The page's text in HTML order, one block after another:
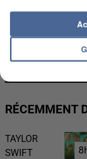
UN SECOND
INTERPELLÉ EN
RÉCEMMENT
TAYLOR
SWIFT